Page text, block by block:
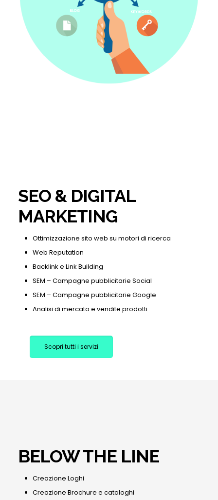
SEO & DIGITAL
MARKETING
Ottimizzazione sito web su motori di ricerca
Web Reputation
Backlink e Link Building
SEM – Campagne pubblicitarie Social
SEM – Campagne pubblicitarie Google
Analisi di mercato e vendite prodotti
Scopri tutti i servizi
BELOW THE LINE
Creazione Loghi
Creazione Brochure e cataloghi